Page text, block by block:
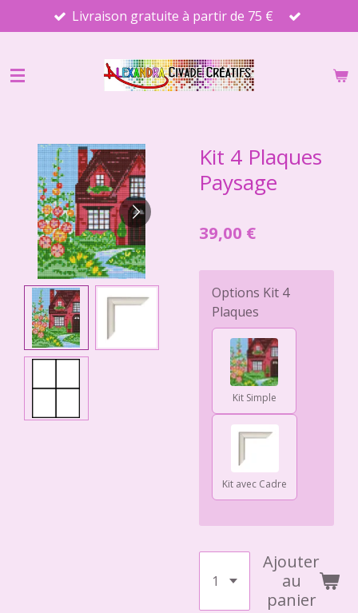
au
principal
Livraison gratuite à partir de 75 €
Kit 4 Plaques
Paysage
39,00 €
Options Kit 4
Plaques
Kit Simple
Kit avec Cadre
Ajouter
au
panier